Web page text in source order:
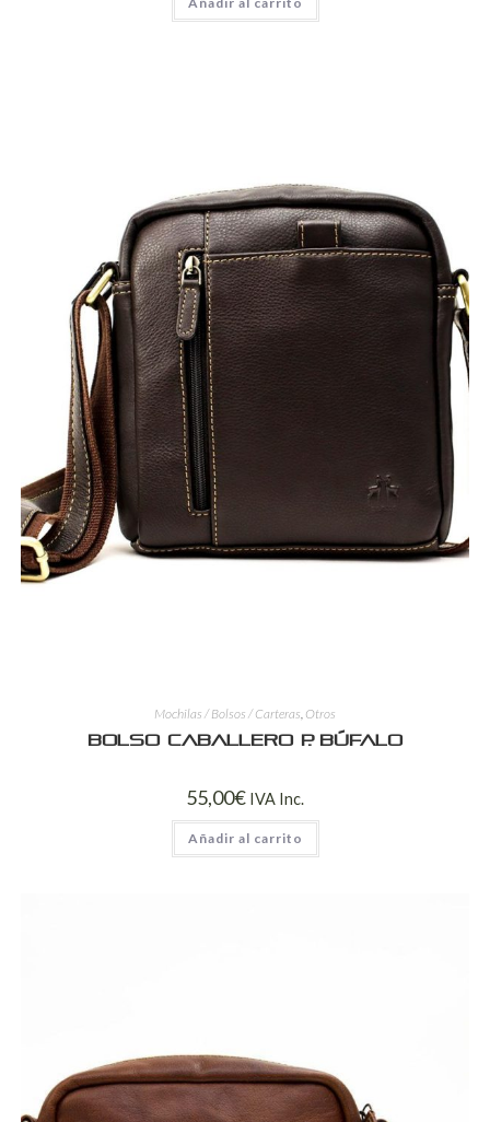
Mochilas / Bolsos / Carteras, Otros
Bolso Caballero P. Búfalo
55,00€ IVA Inc.
Añadir al carrito